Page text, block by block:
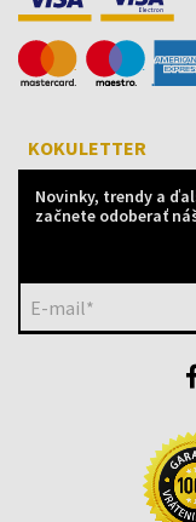
KOKULETTER
Novinky, trendy a
začnete odoberať
E-mail*